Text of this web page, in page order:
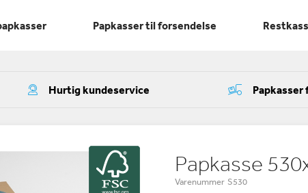
Papkasser til forsendelse
Hurtig kundeservice
Papkasse
Varenummer S530